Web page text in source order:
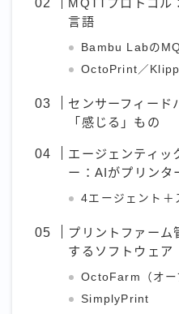
MQTTプロトコル
言語
Bambu Labの
OctoPrint／
センサーフィード
「感じる」もの
エージェンティッ
ー：AIがプリンタ
4エージェント＋
プリントファーム
するソフトウェア
OctoFarm（オー
SimplyPrint